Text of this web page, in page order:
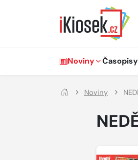
Hlavní navigace
Noviny Časopisy
Noviny